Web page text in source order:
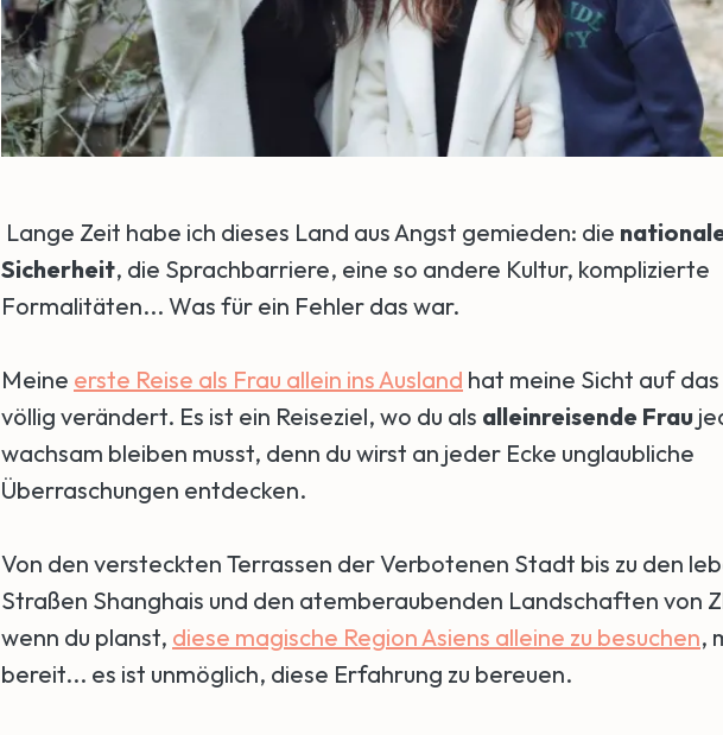
Lange Zeit habe ich dieses Land aus Angst gemieden: die
Sicherheit, die Sprachbarriere, eine so andere Kultur, komplizierte
Formalitäten... Was für ein Fehler das war.
Meine erste Reise als Frau allein ins Ausland hat meine Sicht auf das
völlig verändert. Es ist ein Reiseziel, wo du als alleinreisende Frau
wachsam bleiben musst, denn du wirst an jeder Ecke unglaubliche
Überraschungen entdecken.
Von den versteckten Terrassen der Verbotenen Stadt bis zu den
Straßen Shanghais und den atemberaubenden Landschaften von
wenn du planst, diese magische Region Asiens alleine zu besuchen,
bereit... es ist unmöglich, diese Erfahrung zu bereuen.